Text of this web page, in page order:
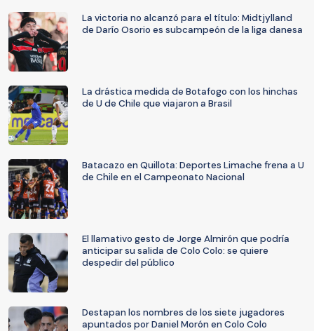
La victoria no alcanzó para el título: Midtjylland
de Darío Osorio es subcampeón de la liga danesa
La drástica medida de Botafogo con los hinchas
de U de Chile que viajaron a Brasil
Batacazo en Quillota: Deportes Limache frena a U
de Chile en el Campeonato Nacional
El llamativo gesto de Jorge Almirón que podría
anticipar su salida de Colo Colo: se quiere
despedir del público
Destapan los nombres de los siete jugadores
apuntados por Daniel Morón en Colo Colo